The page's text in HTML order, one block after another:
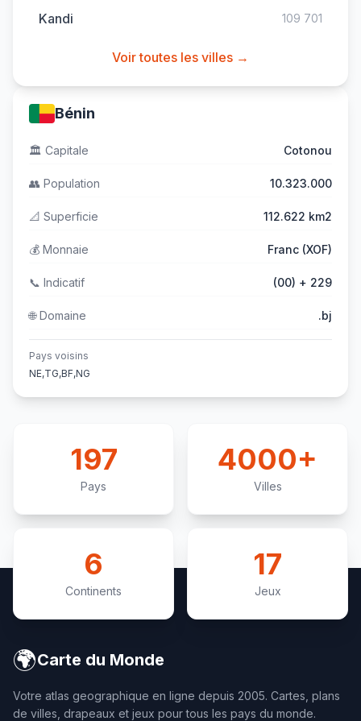
Kandi 109 701
Voir toutes les villes →
Bénin
🏛️ Capitale Cotonou
👥 Population 10.323.000
📐 Superficie 112.622 km2
💰 Monnaie Franc (XOF)
📞 Indicatif (00) + 229
🌐Domaine .bj
Pays voisins
NE,TG,BF,NG
197
Pays
4000+
Villes
6
Continents
17
Jeux
🌍Carte du Monde
Votre atlas geographique en ligne depuis 2005. Cartes, plans
de villes, drapeaux et jeux pour tous les pays du monde.